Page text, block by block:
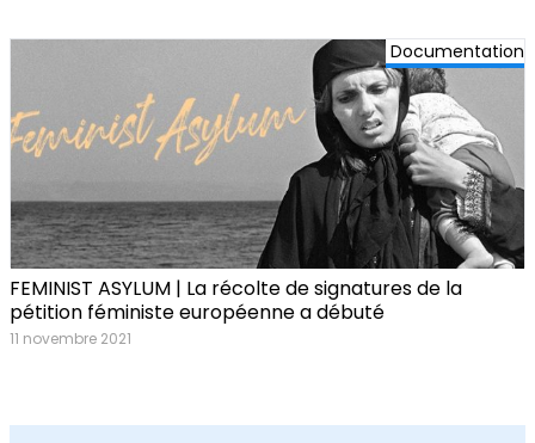
Documentation
FEMINIST ASYLUM | La récolte de signatures de la
pétition féministe européenne a débuté
11 novembre 2021